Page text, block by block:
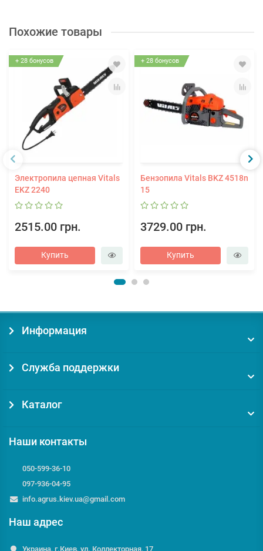
Похожие товары
+ 28 бонусов
Электропила цепная Vitals
EKZ 2240
2515.00 грн.
Купить
+ 28 бонусов
Бензопила Vitals BKZ 4518n
15
3729.00 грн.
Купить
Информация
Служба поддержки
Каталог
Наши контакты
050-599-36-10
097-936-04-95
info.agrus.kiev.ua@gmail.com
Наш адрес
Украина, г.Киев, ул. Коллекторная, 17